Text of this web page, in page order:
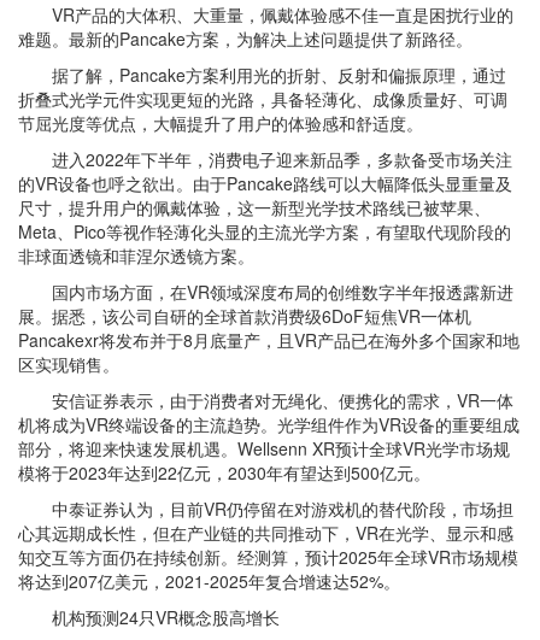
VR产品的大体积、大重量，佩戴体验感不佳一直是困扰行业的
难题。最新的Pancake方案，为解决上述问题提供了新路径。
据了解，Pancake方案利用光的折射、反射和偏振原理，通过
折叠式光学元件实现更短的光路，具备轻薄化、成像质量好、可调
节屈光度等优点，大幅提升了用户的体验感和舒适度。
进入2022年下半年，消费电子迎来新品季，多款备受市场关注
的VR设备也呼之欲出。由于Pancake路线可以大幅降低头显重量及
尺寸，提升用户的佩戴体验，这一新型光学技术路线已被苹果、
Meta、Pico等视作轻薄化头显的主流光学方案，有望取代现阶段的
非球面透镜和菲涅尔透镜方案。
国内市场方面，在VR领域深度布局的创维数字半年报透露新进
展。据悉，该公司自研的全球首款消费级6DoF短焦VR一体机
Pancakexr将发布并于8月底量产，且VR产品已在海外多个国家和地
区实现销售。
安信证券表示，由于消费者对无绳化、便携化的需求，VR一体
机将成为VR终端设备的主流趋势。光学组件作为VR设备的重要组成
部分，将迎来快速发展机遇。Wellsenn XR预计全球VR光学市场规
模将于2023年达到22亿元，2030年有望达到500亿元。
中泰证券认为，目前VR仍停留在对游戏机的替代阶段，市场担
心其远期成长性，但在产业链的共同推动下，VR在光学、显示和感
知交互等方面仍在持续创新。经测算，预计2025年全球VR市场规模
将达到207亿美元，2021-2025年复合增速达52%。
机构预测24只VR概念股高增长